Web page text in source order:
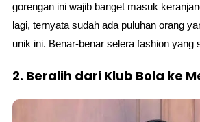
gorengan ini wajib banget masuk
lagi, ternyata sudah ada puluhan orang
unik ini. Benar-benar selera fashion yang
2. Beralih dari Klub Bola ke